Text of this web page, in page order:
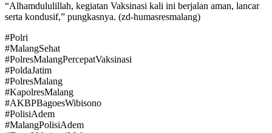
“Alhamdululillah, kegiatan Vaksinasi kali ini berjalan aman, lancar
serta kondusif,” pungkasnya. (zd-humasresmalang)
#Polri
#MalangSehat
#PolresMalangPercepatVaksinasi
#PoldaJatim
#PolresMalang
#KapolresMalang
#AKBPBagoesWibisono
#PolisiAdem
#MalangPolisiAdem